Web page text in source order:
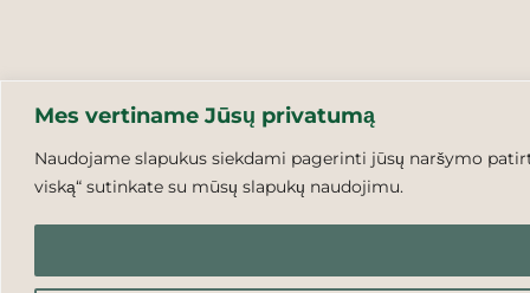
Mes vertiname Jūsų privatumą
Naudojame slapukus siekdami pagerinti jūsų naršymo
viską“ sutinkate su mūsų slapukų naudojimu.